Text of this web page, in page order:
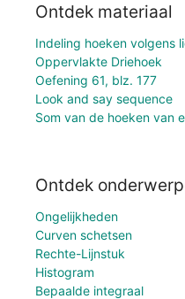
Ontdek materiaal
Indeling hoeken volgens
Oppervlakte Driehoek
Oefening 61, blz. 177
Look and say sequence
Som van de hoeken van
Ontdek
Ongelijkheden
Curven schetsen
Rechte-Lijnstuk
Histogram
Bepaalde integraal